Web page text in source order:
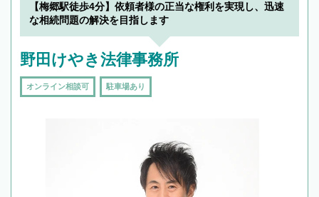
【梅郷駅徒歩4分】依頼者様の正当な権利を実現し、迅速
な相続問題の解決を目指します
野田けやき法律事務所
オンライン相談可 駐車場あり